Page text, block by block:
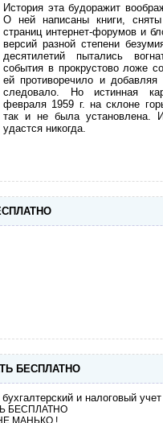
История эта будоражит
О ней написаны книги,
страниц интернет-форумов и
версий разной степени
десятилетий пытались
события в прокрустово ложе
ей противоречило и
следовало. Но истинная
февраля 1959 г. на склоне
так и не была установлена.
удастся никогда.
БЕСПЛАТНО
и налоговый учет
БЕСПЛАТНО
МАНЬКО !